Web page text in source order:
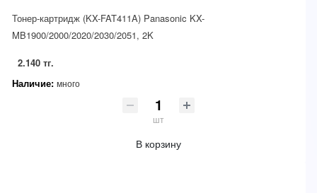
Тонер-картридж (KX-FAT411A) Panasonic KX-
MB1900/2000/2020/2030/2051, 2K
2.140 тг.
Наличие: много
шт
В корзину